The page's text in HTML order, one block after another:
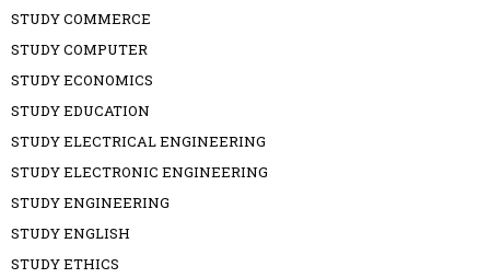
STUDY COMMERCE
STUDY COMPUTER
STUDY ECONOMICS
STUDY EDUCATION
STUDY ELECTRICAL ENGINEERING
STUDY ELECTRONIC ENGINEERING
STUDY ENGINEERING
STUDY ENGLISH
STUDY ETHICS